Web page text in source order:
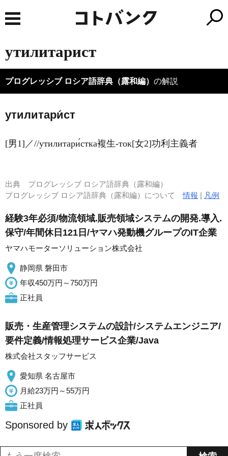
утилитарист
プログレッシブ ロシア語辞典（露和編） の解説
утилитари́ст
[男1]／//утилитари́стка複生-ток[女2]功利主義者
出典 プログレッシブ ロシア語辞典（露和編）
プログレッシブ ロシア語辞典（露和編）について情報 | 凡例
経験3年必須/物流領域.販売領域システムの開発.導入.
保守/年間休日121日/ヤマハ発動機グループのIT企業
ヤマハモーターソリューション株式会社
静岡県 磐田市
年収450万円～750万円
正社員
販売・生産管理システムの設計/システムエンジニア/
要件定義/情報処理サービス企業/Java
株式会社スタッフサービス
愛知県 名古屋市
月給23万円～55万円
正社員
Sponsored by